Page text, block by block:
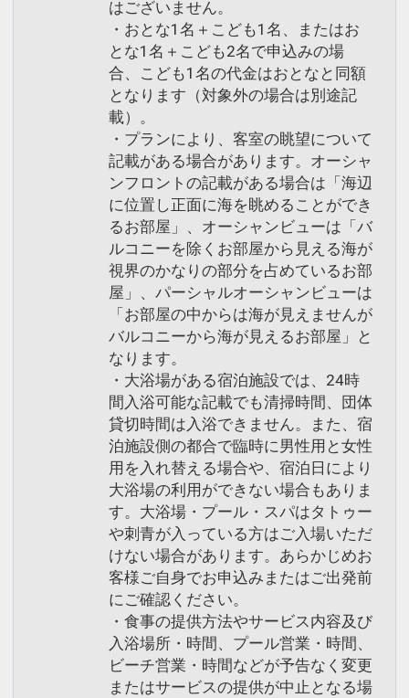
はございません。
・おとな1名＋こども1名、またはお
とな1名＋こども2名で申込みの場
合、こども1名の代金はおとなと同額
となります（対象外の場合は別途記
載）。
・プランにより、客室の眺望について
記載がある場合があります。オーシャ
ンフロントの記載がある場合は「海辺
に位置し正面に海を眺めることができ
るお部屋」、オーシャンビューは「バ
ルコニーを除くお部屋から見える海が
視界のかなりの部分を占めているお部
屋」、パーシャルオーシャンビューは
「お部屋の中からは海が見えませんが
バルコニーから海が見えるお部屋」と
なります。
・大浴場がある宿泊施設では、24時
間入浴可能な記載でも清掃時間、団体
貸切時間は入浴できません。また、宿
泊施設側の都合で臨時に男性用と女性
用を入れ替える場合や、宿泊日により
大浴場の利用ができない場合もありま
す。大浴場・プール・スパはタトゥー
や刺青が入っている方はご入場いただ
けない場合があります。あらかじめお
客様ご自身でお申込みまたはご出発前
にご確認ください。
・食事の提供方法やサービス内容及び
入浴場所・時間、プール営業・時間、
ビーチ営業・時間などが予告なく変更
またはサービスの提供が中止となる場